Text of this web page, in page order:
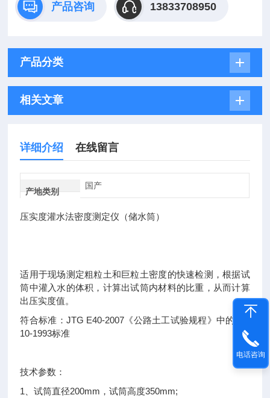
产品咨询 13833708950
产品分类
相关文章
详细介绍 在线留言
产地类别
国产
压实度灌水法密度测定仪（储水筒）
适用于现场测定粗粒土和巨粒土密度的快速检测，根据试
筒中灌入水的体积，计算出试筒内材料的比重，从而计算
出压实度值。
符合标准：JTG E40-2007《公路土工试验规程》中的T01
10-1993标准
技术参数：
1、试筒直径200mm，试筒高度350mm;
电话咨询